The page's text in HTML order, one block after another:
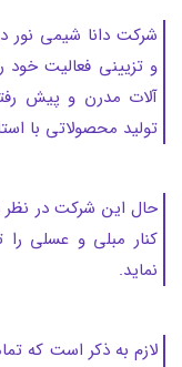
و تزیینی فعالیت خود
آلات مدرن و پیش
تولید محصولاتی با
حال این شرکت در نظر
کنار مبلی و عسلی را
نماید.
لازم به ذکر است که